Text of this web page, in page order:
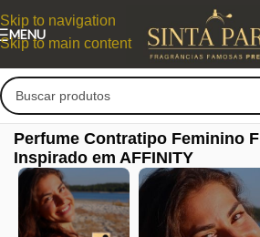
Skip to navigation
Skip to main content
MENU
Perfume Contratipo Feminino
Inspirado em AFFINITY